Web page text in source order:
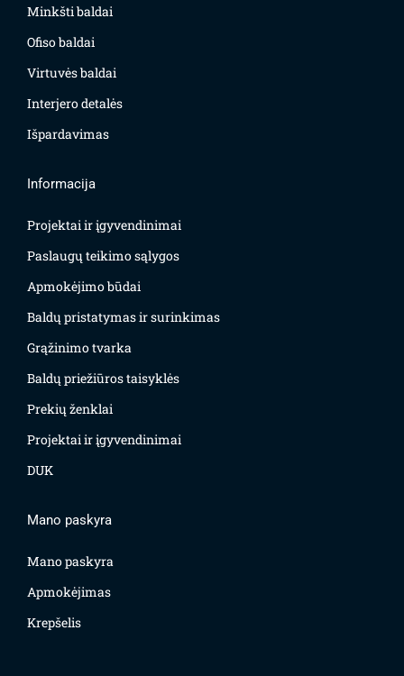
Minkšti baldai
Ofiso baldai
Virtuvės baldai
Interjero detalės
Išpardavimas
Informacija
Projektai ir įgyvendinimai
Paslaugų teikimo sąlygos
Apmokėjimo būdai
Baldų pristatymas ir surinkimas
Grąžinimo tvarka
Baldų priežiūros taisyklės
Prekių ženklai
Projektai ir įgyvendinimai
DUK
Mano paskyra
Mano paskyra
Apmokėjimas
Krepšelis